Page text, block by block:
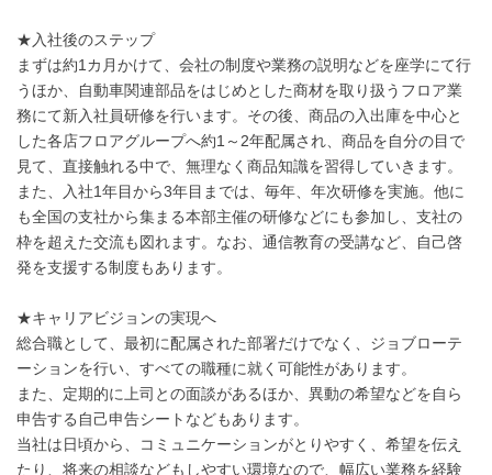
★入社後のステップ
まずは約1カ月かけて、会社の制度や業務の説明などを座学にて行
うほか、自動車関連部品をはじめとした商材を取り扱うフロア業
務にて新入社員研修を行います。その後、商品の入出庫を中心と
した各店フロアグループへ約1～2年配属され、商品を自分の目で
見て、直接触れる中で、無理なく商品知識を習得していきます。
また、入社1年目から3年目までは、毎年、年次研修を実施。他に
も全国の支社から集まる本部主催の研修などにも参加し、支社の
枠を超えた交流も図れます。なお、通信教育の受講など、自己啓
発を支援する制度もあります。
★キャリアビジョンの実現へ
総合職として、最初に配属された部署だけでなく、ジョブローテ
ーションを行い、すべての職種に就く可能性があります。
また、定期的に上司との面談があるほか、異動の希望などを自ら
申告する自己申告シートなどもあります。
当社は日頃から、コミュニケーションがとりやすく、希望を伝え
たり、将来の相談などもしやすい環境なので、幅広い業務を経験